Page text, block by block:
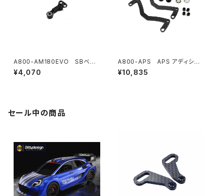
A800-AM180EVO SBベル
クランクEVO
¥4,070
A800-APS APS アディショ
ナルプログレッシブスプリングセ
ット
¥10,835
セール中の商品